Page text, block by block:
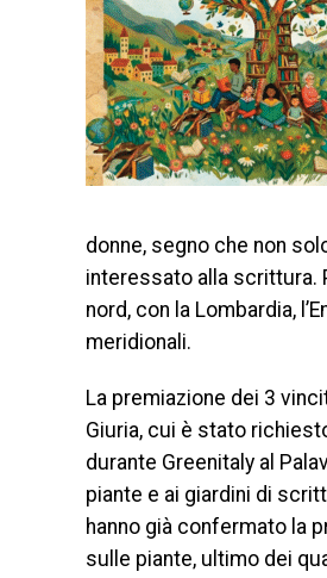
donne, segno che non
interessato alla scrittura.
nord, con la Lombardia,
meridionali.
La premiazione dei 3
Giuria, cui è stato
durante Greenitaly al
piante e ai giardini di
hanno già confermato la
sulle piante, ultimo dei